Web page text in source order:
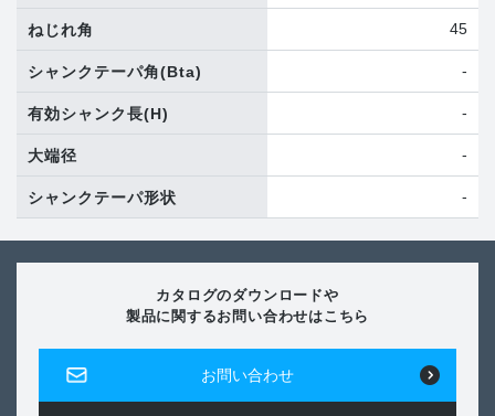
ねじれ角 45
シャンクテーパ角(Bta) -
有効シャンク長(H) -
大端径 -
シャンクテーパ形状 -
カタログのダウンロードや
製品に関するお問い合わせはこちら
お問い合わせ